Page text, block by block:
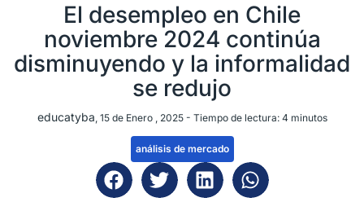
El desempleo en Chile
noviembre 2024 continúa
disminuyendo y la informalidad
se redujo
educatyba, 15 de Enero , 2025 - Tiempo de lectura: 4 minutos
análisis de mercado